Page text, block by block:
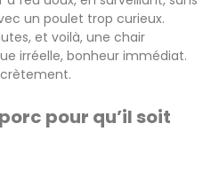
un poulet trop curieux.
et voilà, une chair
irréelle, bonheur immédiat.
pour qu’il soit